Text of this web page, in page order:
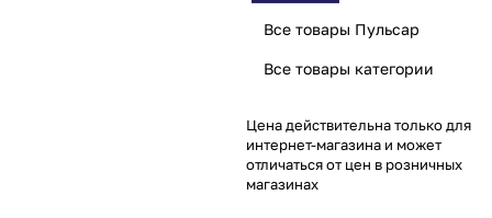
Все товары Пульсар
Все товары категории
Цена действительна только для
интернет-магазина и может
отличаться от цен в розничных
магазинах
% будут
с вашей карты